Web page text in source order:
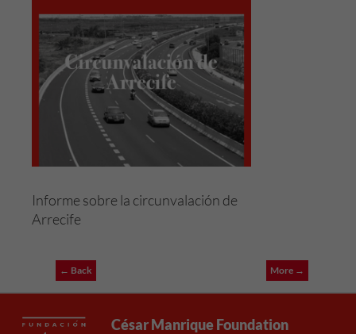
Informe sobre la circunvalación de
Arrecife
More →
← Back
César Manrique Foundation
visita. Si
rechaza estas
cookies,
algunas
funcionalidades
desaparecerán
de la web.